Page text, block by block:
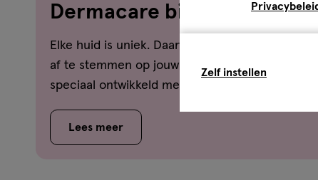
Dermacare bij Etos
Elke huid is uniek. Daarom is het belangrijk om
af te stemmen op jouw huid. De producten van
speciaal ontwikkeld met, getest én aanbevolen
Lees meer
Zelf instellen